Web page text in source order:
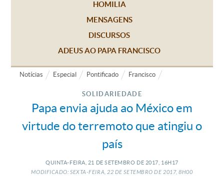
HOMILIA
MENSAGENS
DISCURSOS
ADEUS AO PAPA FRANCISCO
Notícias Especial Pontificado Francisco
SOLIDARIEDADE
Papa envia ajuda ao México em
virtude do terremoto que atingiu o
país
QUINTA-FEIRA, 21 DE SETEMBRO DE 2017, 16H17
MODIFICADO: SEXTA-FEIRA, 22 DESETEMBRO DE2017, 8H00